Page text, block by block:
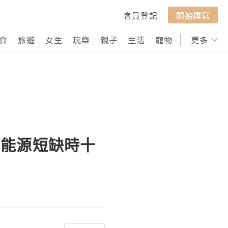
會員登記
開始撰寫
旅遊 女生 玩樂 親子 生活 寵物 行山 打卡
更多
源短缺時十